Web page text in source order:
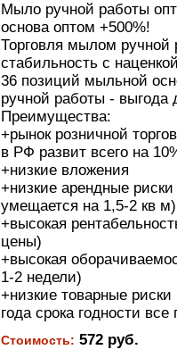
Мыло ручной работы
основа оптом +500%!
Торговля мылом ручной
стабильность с
36 позиций мыльной
ручной работы - выгода
Преимущества:
+рынок розничной
в РФ развит всего на
+низкие вложения
+низкие арендные
умещается на 1,5-2 кв м)
+высокая
цены)
+высокая
1-2 недели)
+низкие товарные
года срока годности
Стоимость: 572 руб.